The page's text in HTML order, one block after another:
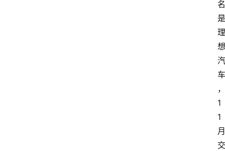
名
是
理
想
汽
车
，
1
1
月
交